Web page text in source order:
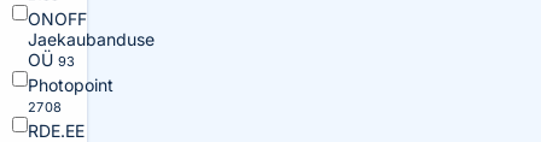
ONOFF
Jaekaubanduse
OÜ 93
Photopoint
2708
RDE.EE